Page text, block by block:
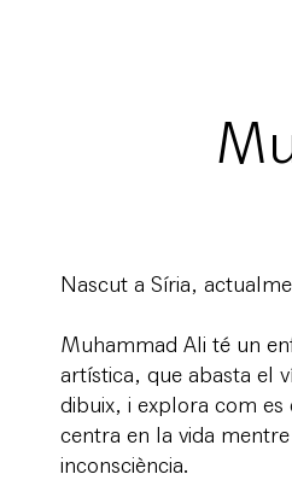
Nascut a Síria,
Muhammad Ali té un
artística, que abasta el
dibuix, i explora com es
centra en la vida
inconsciència.